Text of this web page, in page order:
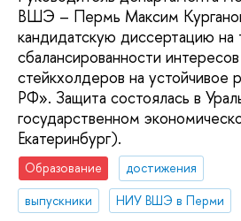
ВШЭ – Пермь Максим
кандидатскую диссертацию на
сбалансированности
стейкхолдеров на устойчивое
РФ». Защита состоялась в
государственном
Екатеринбург).
Образование
достижения
выпускники
НИУ ВШЭ в Перми